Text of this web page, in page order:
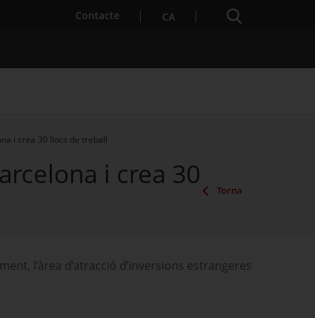
Contacte . Obre en una nova finestra.
CA Cercador
notícies Properes activitats
i crea 30 llocs de treball
i crea 30
Torna
l’àrea d’atracció d’inversions estrangeres